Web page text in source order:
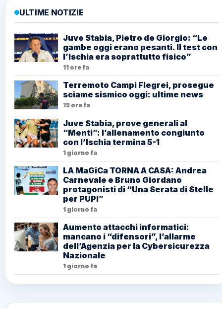
ULTIME NOTIZIE
Juve Stabia, Pietro de Giorgio: “Le
gambe oggi erano pesanti. Il test con
l’Ischia era soprattutto fisico”
11 ore fa
Terremoto Campi Flegrei, prosegue
sciame sismico oggi: ultime news
15 ore fa
Juve Stabia, prove generali al
“Menti”: l’allenamento congiunto
con l’Ischia termina 5-1
1 giorno fa
LA MaGiCa TORNA A CASA: Andrea
Carnevale e Bruno Giordano
protagonisti di “Una Serata di Stelle
per PUPI”
1 giorno fa
Aumento attacchi informatici:
mancano i “difensori”, l’allarme
dell’Agenzia per la Cybersicurezza
Nazionale
1 giorno fa